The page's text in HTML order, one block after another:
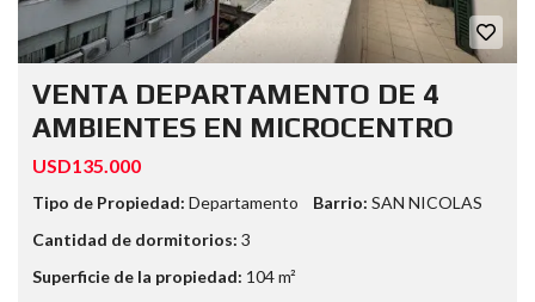
VENTA DEPARTAMENTO DE 4
AMBIENTES EN MICROCENTRO
USD135.000
Tipo de Propiedad: Departamento Barrio: SAN NICOLAS
Cantidad de dormitorios: 3
Superficie de la propiedad: 104 m²